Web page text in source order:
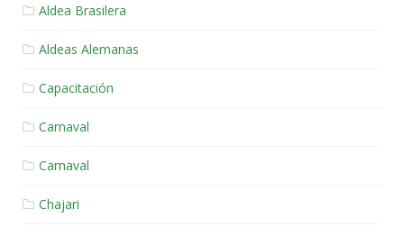
Aldea Brasilera
Aldeas Alemanas
Capacitación
Carnaval
Carnaval
Chajari